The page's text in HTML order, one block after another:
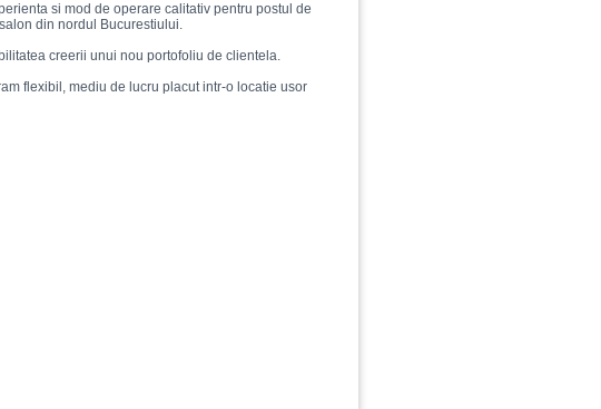
si mod de operare calitativ pentru postul de
din nordul Bucurestiului.
creerii unui nou portofoliu de clientela.
flexibil, mediu de lucru placut intr-o locatie usor